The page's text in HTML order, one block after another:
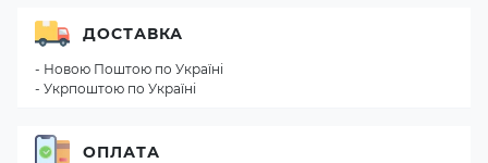
ДОСТАВКА
- Новою Поштою по Україні
- Укрпоштою по Україні
ОПЛАТА